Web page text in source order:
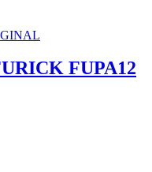
FUPA12